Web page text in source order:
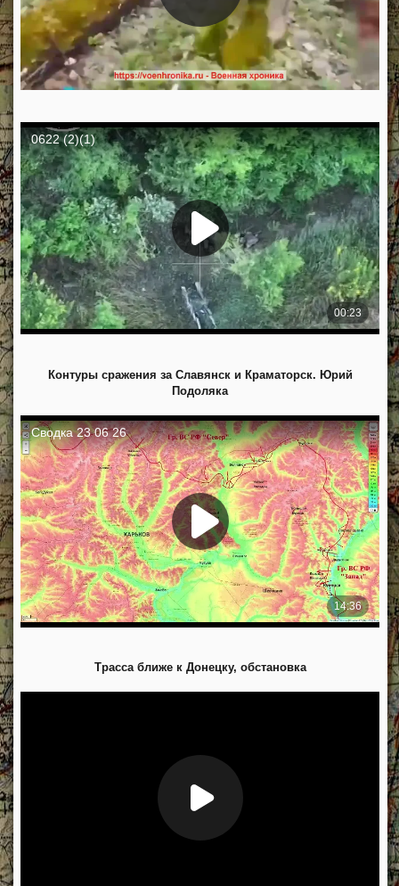
Контуры сражения за Славянск и Краматорск. Юрий
Подоляка
Трасса ближе к Донецку, обстановка